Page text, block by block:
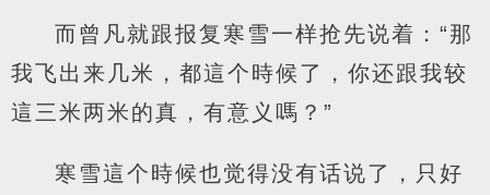
而曾凡就跟报复寒雪一样抢先说着：“那
我飞出来几米，都這个時候了，你还跟我较
這三米两米的真，有意义嗎？”
寒雪這个時候也觉得没有话说了，只好